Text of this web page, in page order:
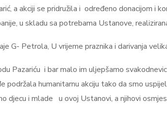
a akciji se pridružila i određeno donacijom i
u skladu sa potrebama Ustanove,
G- Petrola, U vrijeme praznika i darivanja
Pazariću i bar malo im uljepšamo
podržala humanitarnu akciju tako da smo
djecu i mlade u ovoj Ustanovi, a njihovi